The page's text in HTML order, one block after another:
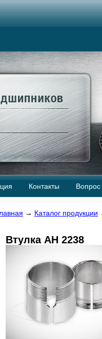
Контакты Вопрос
→ Каталог продукции
Втулка AH 2238